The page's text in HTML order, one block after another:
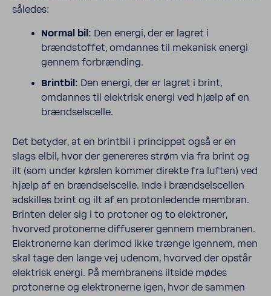
således:
Normal bil: Den energi, der er lagret i
brændstoffet, omdannes til mekanisk energi
gennem forbrænding.
Brintbil: Den energi, der er lagret i brint,
omdannes til elek­trisk energi ved hjælp af en
brændsels­celle.
Det betyder, at en brintbil i prin­cippet også er en
slags elbil, hvor der gener­eres strøm via fra brint og
ilt (som under kørslen kommer direkte fra luften) ved
hjælp af en brændsels­celle. Inde i brændsels­cellen
adskilles brint og ilt af en proton­le­dende membran.
Brinten deler sig i to protoner og to elek­troner,
hvorved proton­erne diffuserer gennem membranen.
Elek­tronerne kan derimod ikke trænge igennem, men
skal tage den lange vej udenom, hvorved der opstår
elek­trisk energi. På membra­nens iltside mødes
proton­erne og elek­tronerne igen, hvor de sammen